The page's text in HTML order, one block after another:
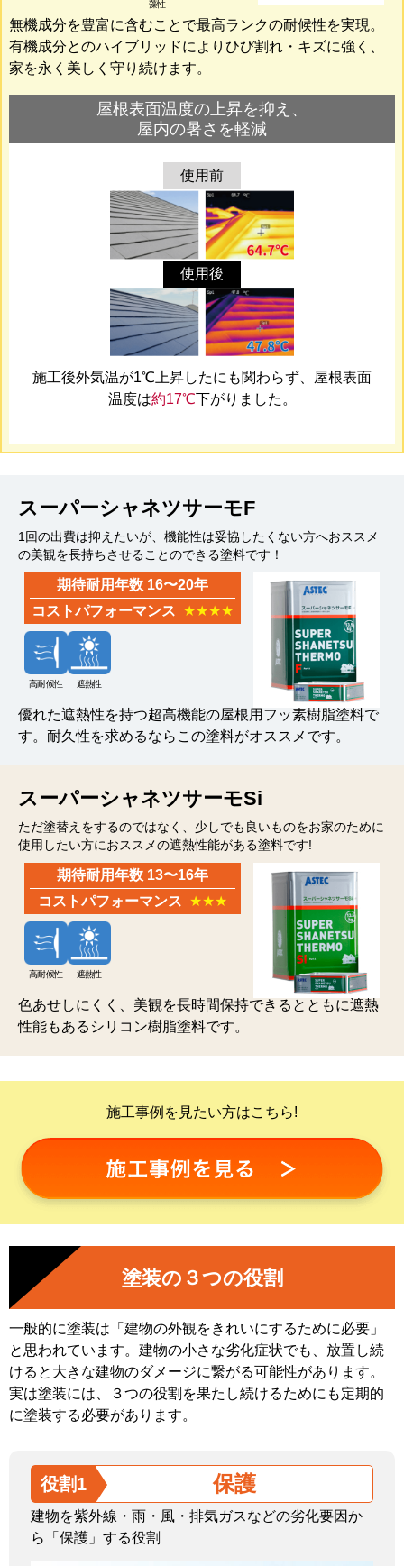
藻性
無機成分を豊富に含むことで最高ランクの耐候性を実現。
有機成分とのハイブリッドによりひび割れ・キズに強く、
家を永く美しく守り続けます。
屋根表面温度の上昇を抑え、
屋内の暑さを軽減
使用前
使用後
施工後外気温が1℃上昇したにも関わらず、屋根表面
温度は約17℃下がりました。
スーパーシャネツサーモF
1回の出費は抑えたいが、機能性は妥協したくない方へおススメ
の美観を長持ちさせることのできる塗料です！
期待耐用年数 16〜20年
コストパフォーマンス ★★★★
高耐候性 遮熱性
優れた遮熱性を持つ超高機能の屋根用フッ素樹脂塗料で
す。耐久性を求めるならこの塗料がオススメです。
スーパーシャネツサーモSi
ただ塗替えをするのではなく、少しでも良いものをお家のために
使用したい方におススメの遮熱性能がある塗料です!
期待耐用年数 13〜16年
コストパフォーマンス ★★★
高耐候性 遮熱性
色あせしにくく、美観を長時間保持できるとともに遮熱
性能もあるシリコン樹脂塗料です。
施工事例を見たい方はこちら!
塗装の３つの役割
一般的に塗装は「建物の外観をきれいにするために必要」
と思われています。建物の小さな劣化症状でも、放置し続
けると大きな建物のダメージに繋がる可能性があります。
実は塗装には、３つの役割を果たし続けるためにも定期的
に塗装する必要があります。
役割1 保護
建物を紫外線・雨・風・排気ガスなどの劣化要因か
ら「保護」する役割